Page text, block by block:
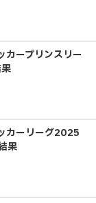
ープリンスリー
カーリーグ2025
果